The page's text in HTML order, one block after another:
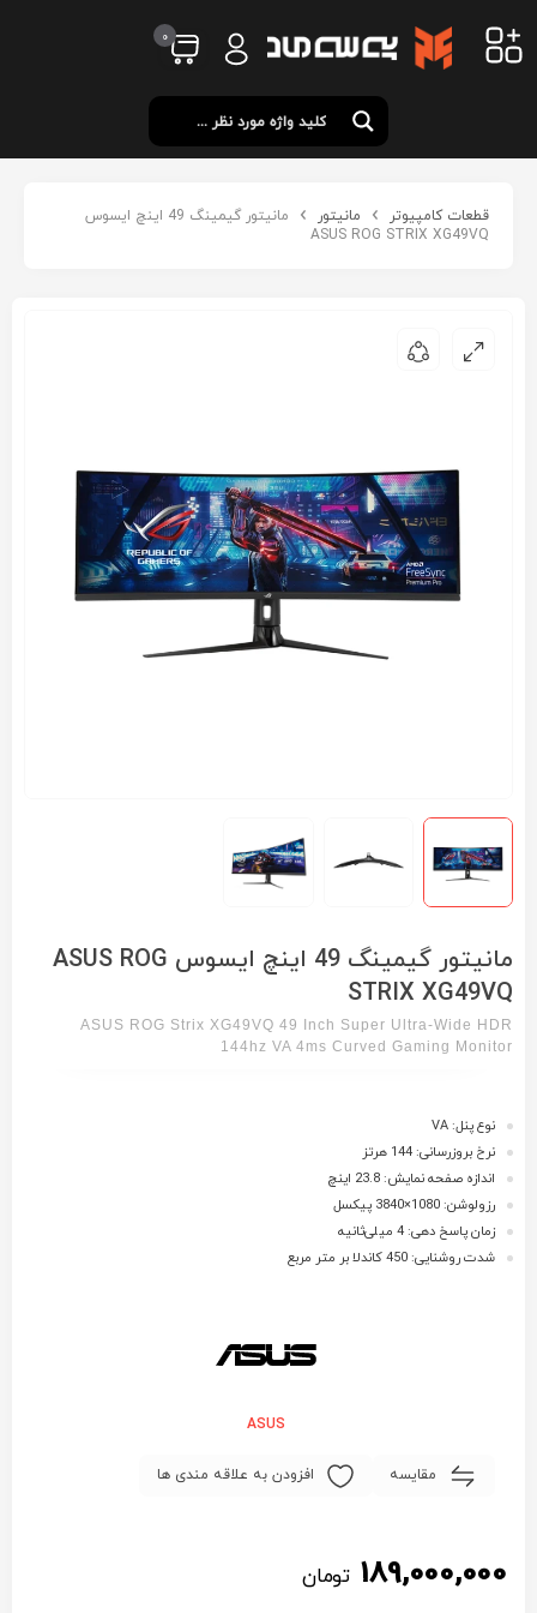
0
قطعات کامپیوتر مانیتور
مانیتور گیمینگ 49 اینچ ایسوس
ASUS ROG STRIX XG49VQ
مانیتور گیمینگ 49 اینچ ایسوس ASUS ROG
STRIX XG49VQ
ASUS ROG Strix XG49VQ 49 Inch Super Ultra-Wide HDR
144hz VA 4ms Curved Gaming Monitor
نوع پنل: VA
نرخ بروزرسانی: 144 هرتز
اندازه صفحه نمایش: 23.8 اینچ
رزولوشن: 1080×3840 پیکسل
زمان پاسخ دهی: 4 میلی‌ثانیه
شدت روشنایی: 450 کاندلا بر متر مربع
ASUS
مقایسه افزودن به علاقه مندی ها
189,000,000 تومان